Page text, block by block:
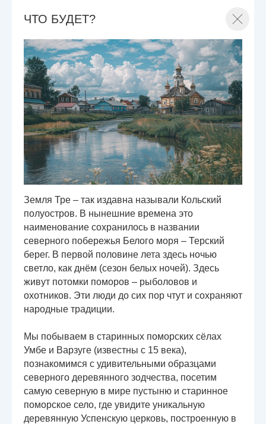
ЧТО БУДЕТ?
Земля Тре – так издавна называли Кольский
полуостров. В нынешние времена это
наименование сохранилось в названии
северного побережья Белого моря – Терский
берег. В первой половине лета здесь ночью
светло, как днём (сезон белых ночей). Здесь
живут потомки поморов – рыболовов и
охотников. Эти люди до сих пор чтут и сохраняют
народные традиции.
Мы побываем в старинных поморских сёлах
Умбе и Варзуге (известны с 15 века),
познакомимся с удивительными образцами
северного деревянного зодчества, посетим
самую северную в мире пустыню и старинное
поморское село, где увидите уникальную
деревянную Успенскую церковь, построенную в